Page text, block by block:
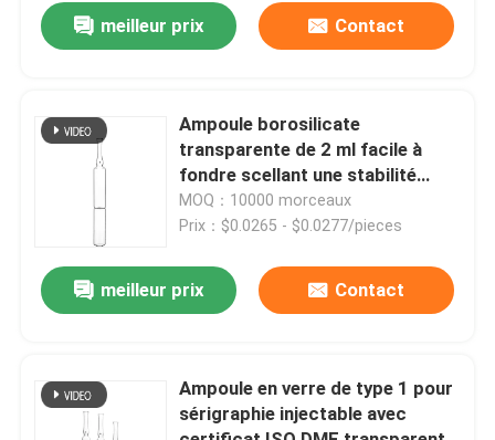
Visite de l'usine
Nous contacter
Blog
fioles en verre tubulaires
meilleur prix Contact
Ampoule borosilicate
transparente de 2 ml facile à
fondre scellant une stabilité
chimique supérieure
MOQ：10000 morceaux
Prix：$0.0265 - $0.0277/pieces
meilleur prix Contact
Ampoule en verre de type 1 pour
sérigraphie injectable avec